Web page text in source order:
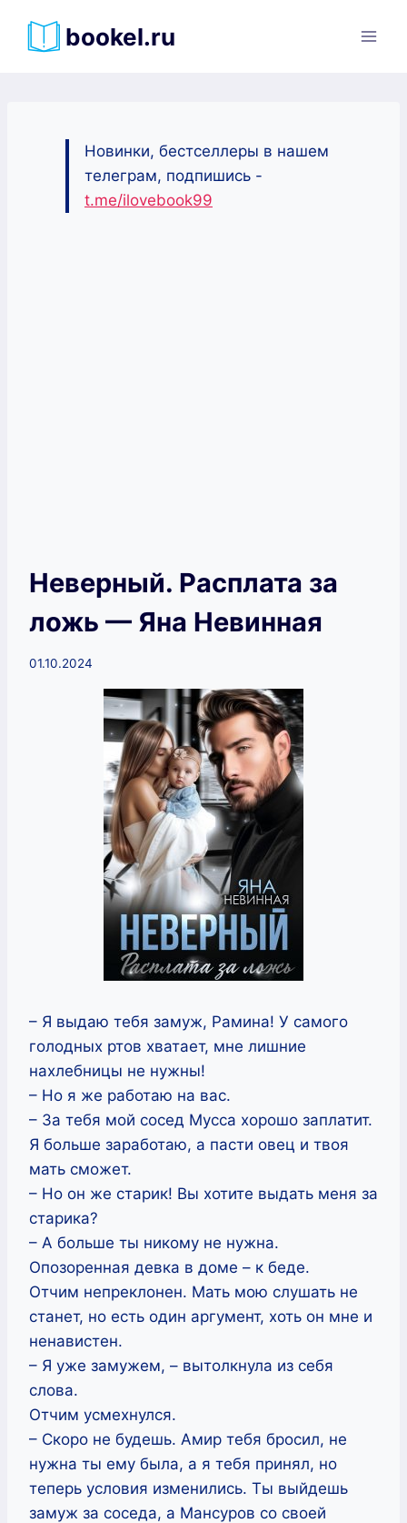
bookel.ru
Новинки, бестселлеры в нашем
телеграм, подпишись -
t.me/ilovebook99
Неверный. Расплата за
ложь — Яна Невинная
01.10.2024
– Я выдаю тебя замуж, Рамина! У самого
голодных ртов хватает, мне лишние
нахлебницы не нужны!
– Но я же работаю на вас.
– За тебя мой сосед Мусса хорошо заплатит.
Я больше заработаю, а пасти овец и твоя
мать сможет.
– Но он же старик! Вы хотите выдать меня за
старика?
– А больше ты никому не нужна.
Опозоренная девка в доме – к беде.
Отчим непреклонен. Мать мою слушать не
станет, но есть один аргумент, хоть он мне и
ненавистен.
– Я уже замужем, – вытолкнула из себя
слова.
Отчим усмехнулся.
– Скоро не будешь. Амир тебя бросил, не
нужна ты ему была, а я тебя принял, но
теперь условия изменились. Ты выйдешь
замуж за соседа, а Мансуров со своей